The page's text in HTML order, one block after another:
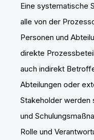
Eine systematische
alle von der
Personen und
direkte
auch indirekt
Abteilungen oder
Stakeholder werden
und
Rolle und